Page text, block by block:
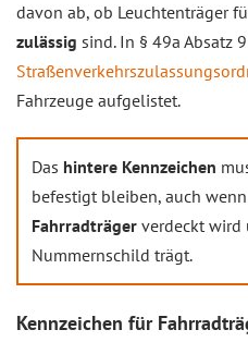
davon ab, ob Leuchtenträger
zulässig sind. In § 49a Absatz 9
Fahrzeuge aufgelistet.
Das hintere Kennzeichen
befestigt bleiben, auch
Fahrradträger verdeckt wird
Nummernschild trägt.
Kennzeichen für